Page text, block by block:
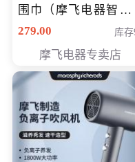
围巾（摩飞电器智能
热按摩围脖） 会员专享
279.00 库存
摩飞电器专卖店